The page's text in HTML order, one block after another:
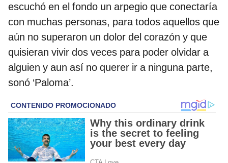
escuchó en el fondo un arpegio que conectaría
con muchas personas, para todos aquellos que
aún no superaron un dolor del corazón y que
quisieran vivir dos veces para poder olvidar a
alguien y aun así no querer ir a ninguna parte,
sonó ‘Paloma’.